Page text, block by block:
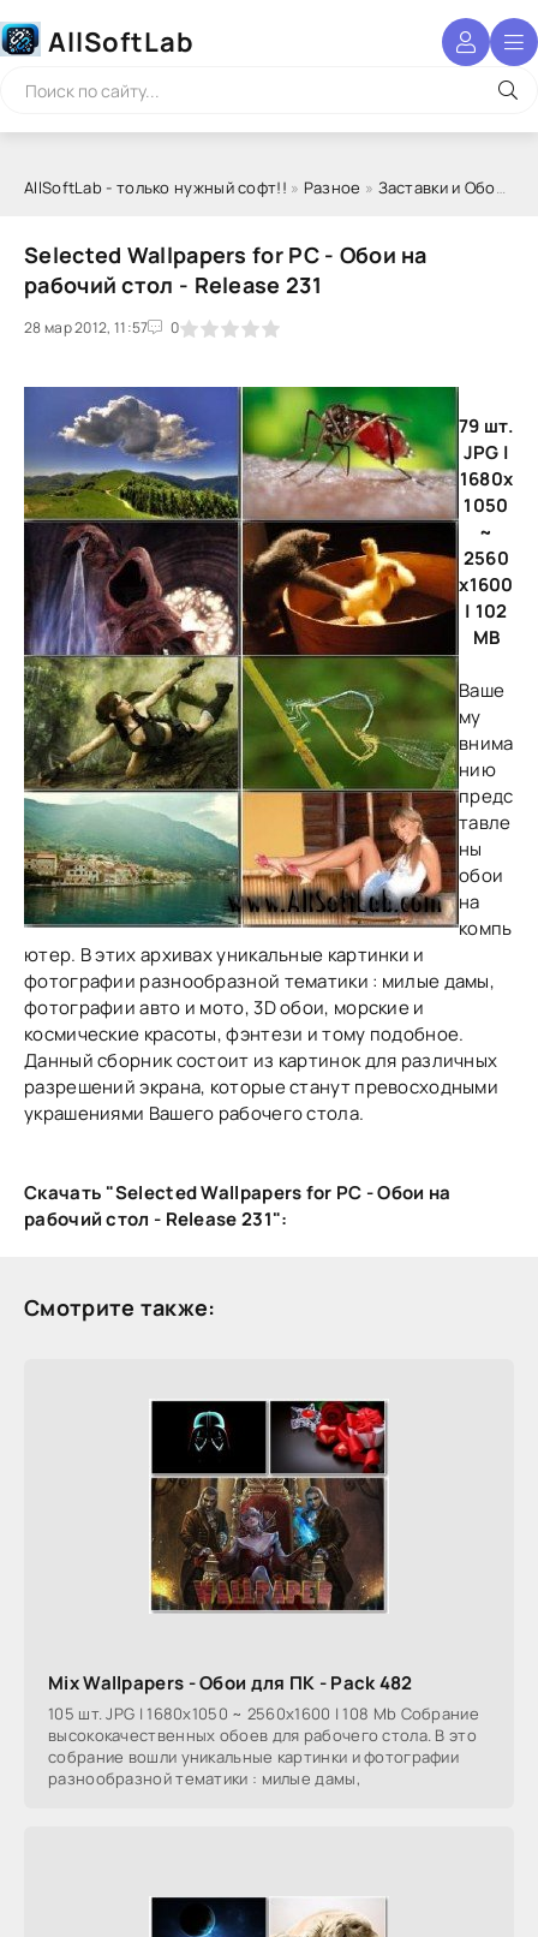
AllSoftLab
AllSoftLab - только нужный софт!! » Разное » Заставки и Обои
Selected Wallpapers for PC - Обои на
рабочий стол - Release 231
28 мар 2012, 11:57 0
1 2 3 4 5
79 шт.
JPG |
1680x
1050
~
2560
x1600
| 102
MB
Ваше
му
внима
нию
предс
тавле
ны
обои
на
компь
ютер. В этих архивах уникальные картинки и
фотографии разнообразной тематики : милые дамы,
фотографии авто и мото, 3D обои, морские и
космические красоты, фэнтези и тому подобное.
Данный сборник состоит из картинок для различных
разрешений экрана, которые станут превосходными
украшениями Вашего рабочего стола.
Скачать "Selected Wallpapers for PC - Обои на
рабочий стол - Release 231":
Смотрите также:
Mix Wallpapers - Обои для ПК - Pack 482
105 шт. JPG | 1680x1050 ~ 2560x1600 | 108 Mb Собрание
высококачественных обоев для рабочего стола. В это
собрание вошли уникальные картинки и фотографии
разнообразной тематики : милые дамы,